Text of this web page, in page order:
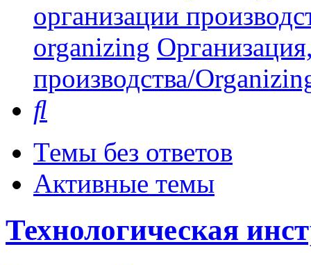
организации
organizing
производства/
Темы без ответов
Активные темы
Технологическая